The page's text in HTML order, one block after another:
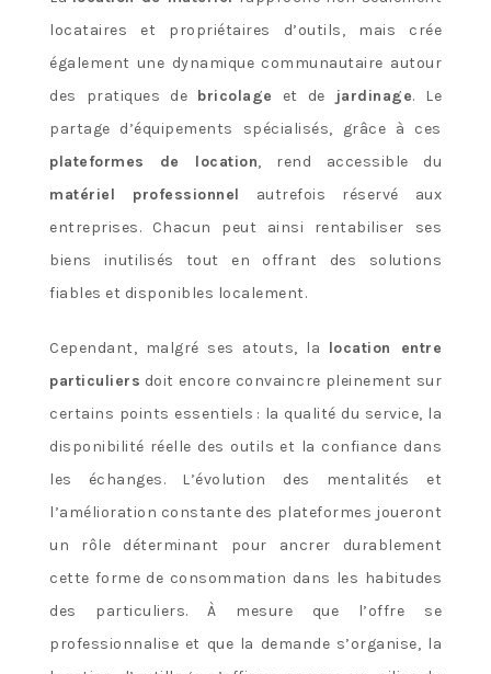
locataires et propriétaires d’outils, mais crée
également une dynamique communautaire autour
des pratiques de bricolage et de jardinage. Le
partage d’équipements spécialisés, grâce à ces
plateformes de location, rend accessible du
matériel professionnel autrefois réservé aux
entreprises. Chacun peut ainsi rentabiliser ses
biens inutilisés tout en offrant des solutions
fiables et disponibles localement.
Cependant, malgré ses atouts, la location entre
particuliers doit encore convaincre pleinement sur
certains points essentiels : la qualité du service, la
disponibilité réelle des outils et la confiance dans
les échanges. L’évolution des mentalités et
l’amélioration constante des plateformes joueront
un rôle déterminant pour ancrer durablement
cette forme de consommation dans les habitudes
des particuliers. À mesure que l’offre se
professionnalise et que la demande s’organise, la